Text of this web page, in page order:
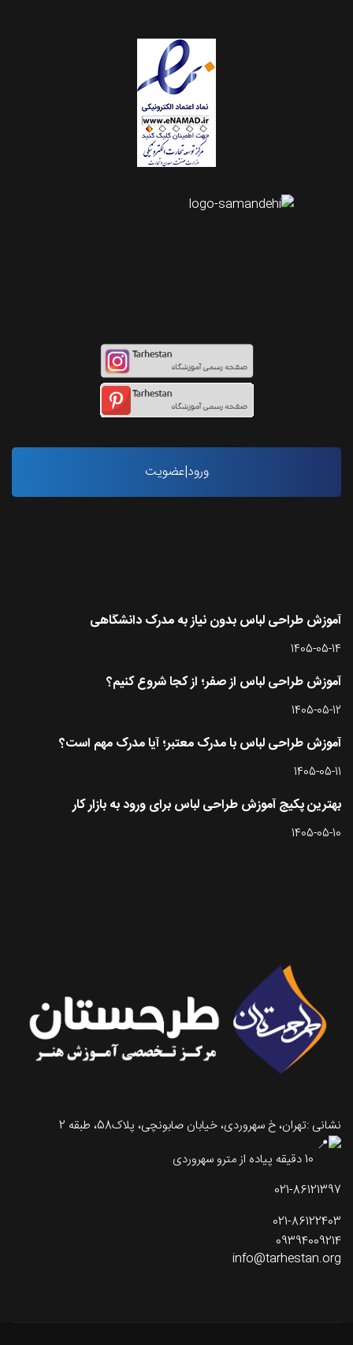
ورود|عضویت
آموزش طراحی لباس بدون نیاز به مدرک دانشگاهی
1405-05-14
آموزش طراحی لباس از صفر؛ از کجا شروع کنیم؟
1405-05-12
آموزش طراحی لباس با مدرک معتبر؛ آیا مدرک مهم است؟
1405-05-11
بهترین پکیج آموزش طراحی لباس برای ورود به بازار کار
1405-05-10
نشانی :تهران، خ سهروردی، خیابان صابونچی، پلاک58، طبقه 2
021-86121397
021-86122403
09394009214
info@tarhestan.org